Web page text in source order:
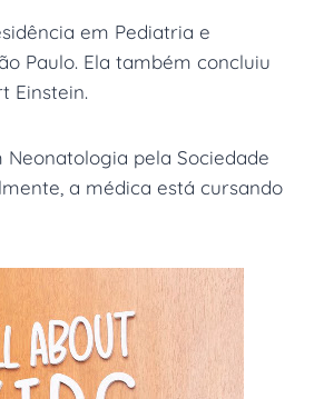
em Pediatria e
Paulo. Ela também concluiu
Einstein.
pela Sociedade
a médica está cursando